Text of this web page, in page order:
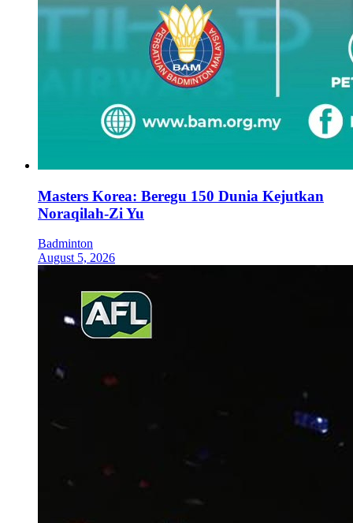
Masters Korea: Beregu 150 Dunia Kejutkan
Noraqilah-Zi Yu
Badminton
August 5, 2026